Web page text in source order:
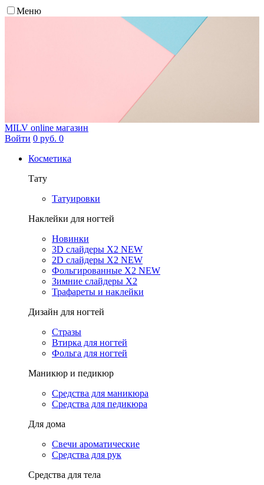
Меню
MILV online магазин
Войти 0 руб. 0
Косметика
Тату
Татуировки
Наклейки для ногтей
Новинки
3D слайдеры X2 NEW
2D слайдеры X2 NEW
Фольгированные X2 NEW
Зимние слайдеры Х2
Трафареты и наклейки
Дизайн для ногтей
Стразы
Втирка для ногтей
Фольга для ногтей
Маникюр и педикюр
Средства для маникюра
Средства для педикюра
Для дома
Свечи ароматические
Средства для рук
Средства для тела